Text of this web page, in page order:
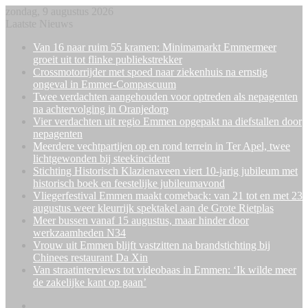
Van 16 naar ruim 55 kramen: Minimamarkt Emmermeer
groeit uit tot flinke publiekstrekker
Crossmotorrijder met spoed naar ziekenhuis na ernstig
ongeval in Emmer-Compascuum
Twee verdachten aangehouden voor optreden als nepagenten
na achtervolging in Oranjedorp
Vier verdachten uit regio Emmen opgepakt na diefstallen door
nepagenten
Meerdere vechtpartijen op en rond terrein in Ter Apel, twee
lichtgewonden bij steekincident
Stichting Historisch Klazienaveen viert 10-jarig jubileum met
historisch boek en feestelijke jubileumavond
Vliegerfestival Emmen maakt comeback: van 21 tot en met 23
augustus weer kleurrijk spektakel aan de Grote Rietplas
Meer bussen vanaf 15 augustus, maar hinder door
werkzaamheden N34
Vrouw uit Emmen blijft vastzitten na brandstichting bij
Chinees restaurant Da Xin
Van straatinterviews tot videobaas in Emmen: ‘Ik wilde meer
de zakelijke kant op gaan’